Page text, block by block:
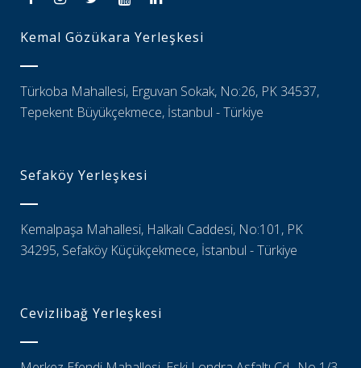
Kemal Gözükara Yerleşkesi
Türkoba Mahallesi, Erguvan Sokak, No:26, PK 34537,
Tepekent Büyükçekmece, İstanbul - Türkiye
Sefaköy Yerleşkesi
Kemalpaşa Mahallesi, Halkalı Caddesi, No:101, PK
34295, Sefaköy Küçükçekmece, İstanbul - Türkiye
Cevizlibağ Yerleşkesi